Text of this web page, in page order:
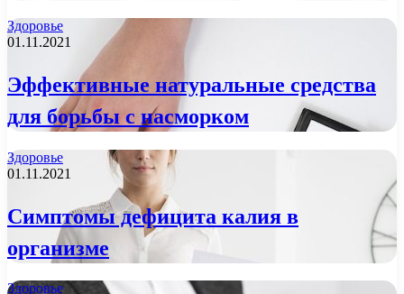
Здоровье
01.11.2021
Эффективные натуральные средства
для борьбы с насморком
Здоровье
01.11.2021
Симптомы дефицита калия в
организме
Здоровье